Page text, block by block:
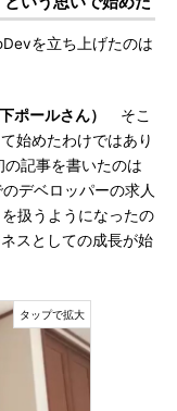
を立ち上げたのは
ポールさん）
そこ
始めたわけではあり
記事を書いたのは
デベロッパーの求人
扱うようになったの
スとしての成長が始